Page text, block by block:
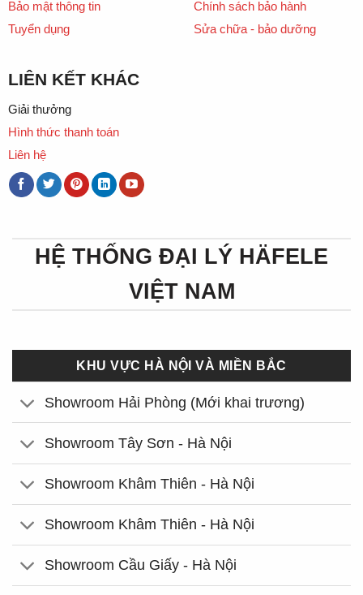
Bảo mật thông tin
Tuyển dụng
Chính sách bảo hành
Sửa chữa - bảo dưỡng
LIÊN KẾT KHÁC
Giải thưởng
Hình thức thanh toán
Liên hệ
HỆ THỐNG ĐẠI LÝ HÄFELE
VIỆT NAM
KHU VỰC HÀ NỘI VÀ MIỀN BẮC
Showroom Hải Phòng (Mới khai trương)
Showroom Tây Sơn - Hà Nội
Showroom Khâm Thiên - Hà Nội
Showroom Khâm Thiên - Hà Nội
Showroom Cầu Giấy - Hà Nội